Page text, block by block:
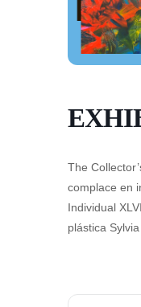
The
complace en
Individual
plástica